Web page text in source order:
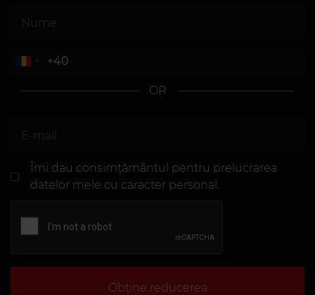
OR
Îmi dau consimțământul pentru prelucrarea
datelor mele cu caracter personal.
Obține reducerea